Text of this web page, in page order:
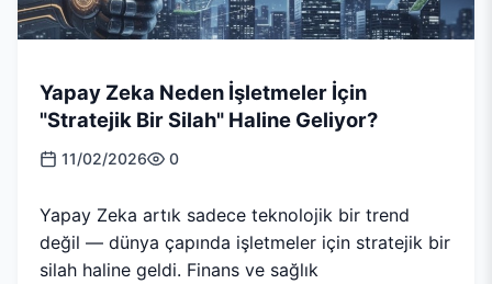
Yapay Zeka Neden İşletmeler İçin
"Stratejik Bir Silah" Haline Geliyor?
11/02/2026 0
Yapay Zeka artık sadece teknolojik bir trend
değil — dünya çapında işletmeler için stratejik bir
silah haline geldi. Finans ve sağlık